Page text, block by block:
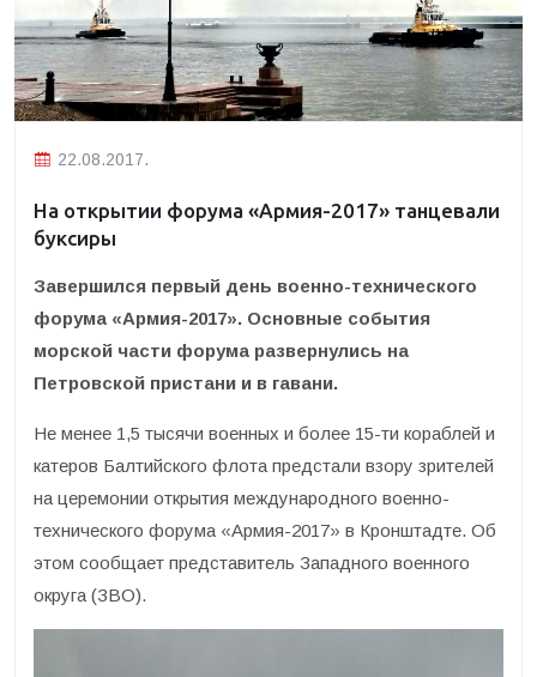
22.08.2017.
На открытии форума «Армия-2017» танцевали
буксиры
Завершился первый день военно-технического
форума «Армия-2017». Основные события
морской части форума развернулись на
Петровской пристани и в гавани.
Не менее 1,5 тысячи военных и более 15-ти кораблей и
катеров Балтийского флота предстали взору зрителей
на церемонии открытия международного военно-
технического форума «Армия-2017» в Кронштадте. Об
этом сообщает представитель Западного военного
округа (ЗВО).